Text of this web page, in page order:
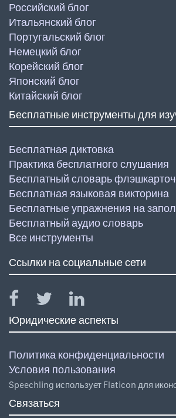
Российский блог
Итальянский блог
Португальский блог
Немецкий блог
Корейский блог
Японский блог
Китайский блог
Бесплатные инструменты для
Бесплатная диктовка
Практика бесплатного слушания
Бесплатный словарь
Бесплатная языковая викторина
Бесплатные упражнения на
Бесплатный аудио словарь
Все инструменты
Ссылки на социальные сети
Юридические аспекты
Политика конфиденциальности
Условия пользования
Speechling использует Flaticon для
Связаться